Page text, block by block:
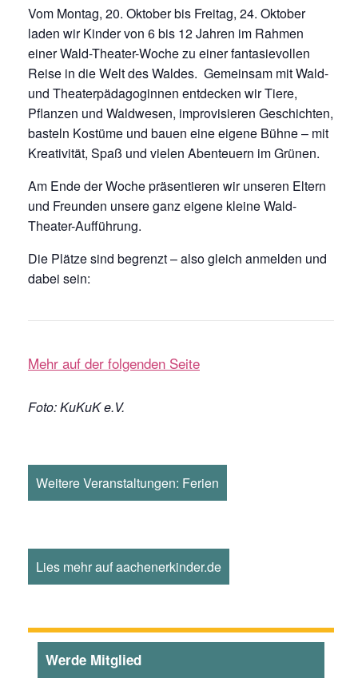
Vom Montag, 20. Oktober bis Freitag, 24. Oktober
laden wir Kinder von 6 bis 12 Jahren im Rahmen
einer Wald-Theater-Woche zu einer fantasievollen
Reise in die Welt des Waldes. Gemeinsam mit Wald-
und Theaterpädagoginnen entdecken wir Tiere,
Pflanzen und Waldwesen, improvisieren Geschichten,
basteln Kostüme und bauen eine eigene Bühne – mit
Kreativität, Spaß und vielen Abenteuern im Grünen.
Am Ende der Woche präsentieren wir unseren Eltern
und Freunden unsere ganz eigene kleine Wald-
Theater-Aufführung.
Die Plätze sind begrenzt – also gleich anmelden und
dabei sein:
Mehr auf der folgenden Seite
Foto: KuKuK e.V.
Weitere Veranstaltungen: Ferien
Lies mehr auf aachenerkinder.de
Werde Mitglied